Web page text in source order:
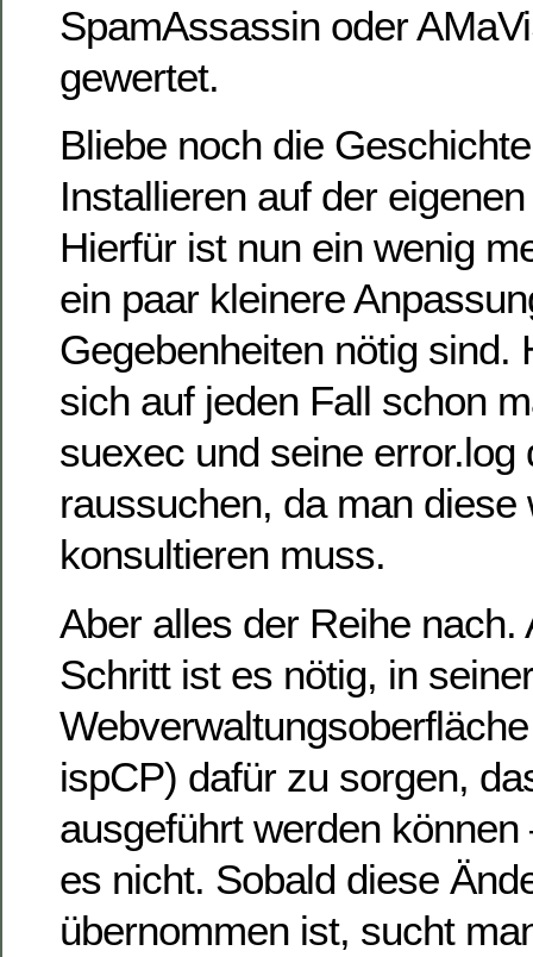
SpamAssassin oder
gewertet.
Bliebe noch die
Installieren auf der
Hierfür ist nun ein wenig
ein paar kleinere
Gegebenheiten nötig sind.
sich auf jeden Fall schon
suexec und seine error.log
raussuchen, da man diese
konsultieren muss.
Aber alles der Reihe nach.
Schritt ist es nötig, in seiner
ispCP) dafür zu sorgen,
ausgeführt werden
es nicht. Sobald diese
übernommen ist, sucht